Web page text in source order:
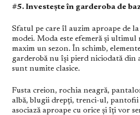
#5. Investește în garderoba de
Sfatul pe care îl auzim aproape de
modei. Moda este efemeră și ultimul
maxim un sezon. În schimb,
garderobă nu își pierd niciodată din
sunt numite clasice.
Fusta creion, rochia neagră,
albă, blugii drepți, trenci-ul, pantofii
asociază aproape cu orice și îți vor